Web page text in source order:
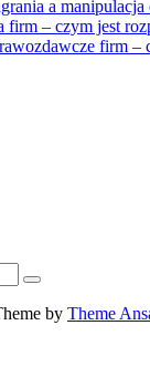
a manipulacja
– czym jest
firm –
by Theme